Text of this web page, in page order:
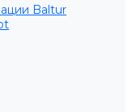
Baltur